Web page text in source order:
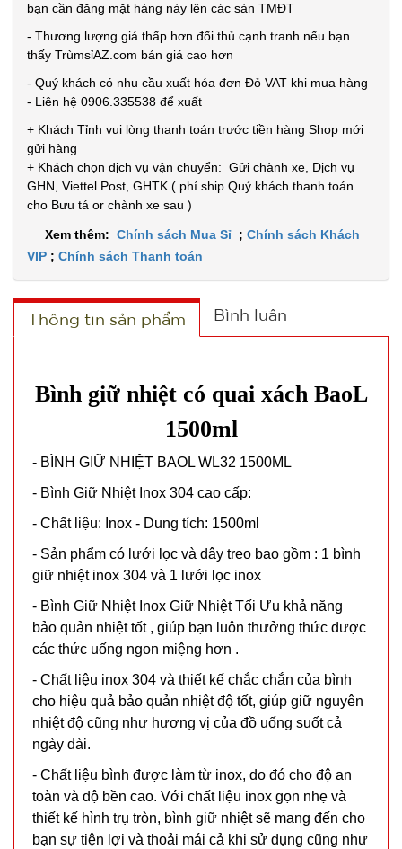
bạn cần đăng mặt hàng này lên các sàn TMĐT
- Thương lượng giá thấp hơn đối thủ cạnh tranh nếu bạn
thấy TrùmsỉAZ.com bán giá cao hơn
- Quý khách có nhu cầu xuất hóa đơn Đỏ VAT khi mua hàng
- Liên hệ 0906.335538 để xuất
+ Khách Tỉnh vui lòng thanh toán trước tiền hàng Shop mới
gửi hàng
+ Khách chọn dịch vụ vận chuyển: Gửi chành xe, Dịch vụ
GHN, Viettel Post, GHTK ( phí ship Quý khách thanh toán
cho Bưu tá or chành xe sau )
Xem thêm: Chính sách Mua Sỉ ; Chính sách Khách
VIP ; Chính sách Thanh toán
Thông tin sản phẩm Bình luận
Bình giữ nhiệt có quai xách BaoL
1500ml
- BÌNH GIỮ NHIỆT BAOL WL32 1500ML
- Bình Giữ Nhiệt Inox 304 cao cấp:
- Chất liệu: Inox - Dung tích: 1500ml
- Sản phẩm có lưới lọc và dây treo bao gồm : 1 bình
giữ nhiệt inox 304 và 1 lưới lọc inox
- Bình Giữ Nhiệt Inox Giữ Nhiệt Tối Ưu khả năng
bảo quản nhiệt tốt , giúp bạn luôn thưởng thức được
các thức uống ngon miệng hơn .
- Chất liệu inox 304 và thiết kế chắc chắn của bình
cho hiệu quả bảo quản nhiệt độ tốt, giúp giữ nguyên
nhiệt độ cũng như hương vị của đồ uống suốt cả
ngày dài.
- Chất liệu bình được làm từ inox, do đó cho độ an
toàn và độ bền cao. Với chất liệu inox gọn nhẹ và
thiết kế hình trụ tròn, bình giữ nhiệt sẽ mang đến cho
bạn sự tiện lợi và thoải mái cả khi sử dụng cũng như
Chai tẩy
trắng giày
Flac CÓMÃ